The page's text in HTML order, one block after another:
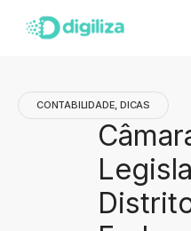
CONTABILIDADE,DICAS